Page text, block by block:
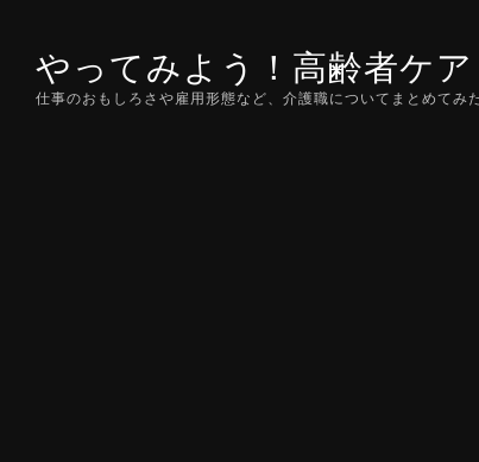
contentやってみよう！高齢者ケア
仕事のおもしろさや雇用形態など、介護職についてまとめてみ